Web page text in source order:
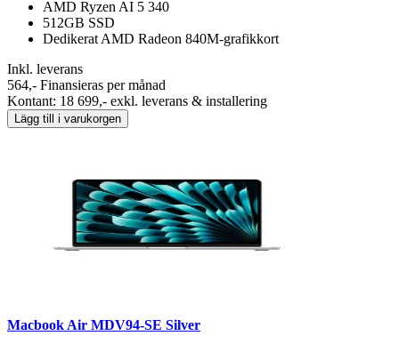
AMD Ryzen AI 5 340
512GB SSD
Dedikerat AMD Radeon 840M-grafikkort
Inkl. leverans
564,- Finansieras per månad
Kontant: 18 699,- exkl. leverans & installering
Lägg till i varukorgen
Macbook Air MDV94-SE Silver